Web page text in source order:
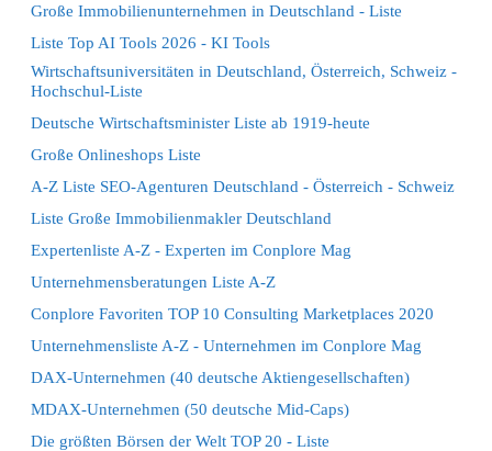
Große Immobilienunternehmen in Deutschland - Liste
Liste Top AI Tools 2026 - KI Tools
Wirtschaftsuniversitäten in Deutschland, Österreich, Schweiz -
Hochschul-Liste
Deutsche Wirtschaftsminister Liste ab 1919-heute
Große Onlineshops Liste
A-Z Liste SEO-Agenturen Deutschland - Österreich - Schweiz
Liste Große Immobilienmakler Deutschland
Expertenliste A-Z - Experten im Conplore Mag
Unternehmensberatungen Liste A-Z
Conplore Favoriten TOP 10 Consulting Marketplaces 2020
Unternehmensliste A-Z - Unternehmen im Conplore Mag
DAX-Unternehmen (40 deutsche Aktiengesellschaften)
MDAX-Unternehmen (50 deutsche Mid-Caps)
Die größten Börsen der Welt TOP 20 - Liste